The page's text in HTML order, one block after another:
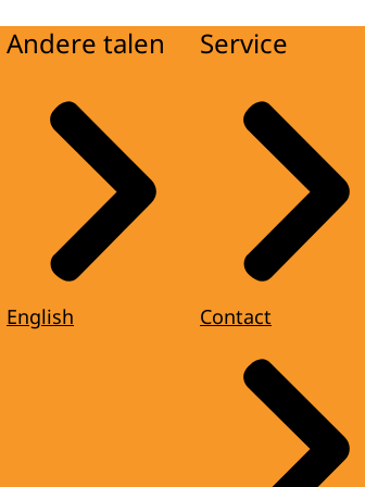
Andere talen
English
Service
Contact